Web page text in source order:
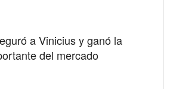
a Vinicius y ganó la
del mercado